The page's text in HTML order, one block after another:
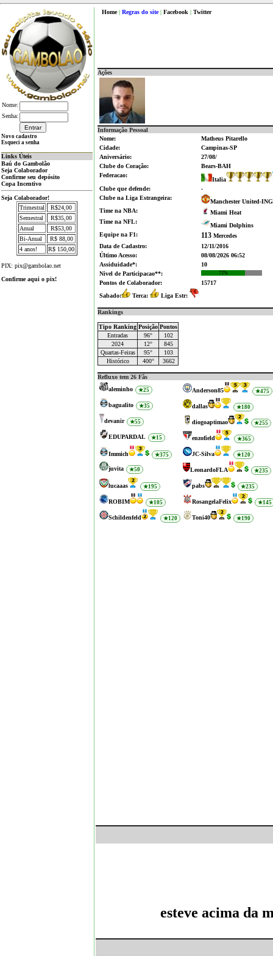
Nome:
Senha:
Novo cadastro
Esqueci a senha
Links Úteis
Baú do Gambolão
Seja Colaborador
Confirme seu depósito
Copa Incentivo
Seja Colaborador!
Trimestral
R$24,00
Semestral
R$35,00
Anual
R$53,00
Bi-Anual
R$ 88,00
4 anos!
R$ 150,00
PIX: pix@gambolao.net
Confirme aqui o pix!
Home| Regras do site| Facebook | Twitter
Ações
Informação Pessoal
Nome:
Matheus Pitarello
Cidade:
Campinas-SP
Aniversário:
27/08/
Clube do Coração:
Bears-BAH
Federacao:
Italia
Clube que defende:
-
Clube na Liga Estrangeira:
Manchester United-ING
Time na NBA:
Miami Heat
Time na NFL:
Miami Dolphins
Equipe na F1:
113 Mercedes
Data de Cadastro:
12/11/2016
Último Acesso:
08/08/2026 06:52
Assiduidade*:
10
Nivel de Participacao**:
72%
Pontos de Colaborador:
15717
Sabado:
Terca: Liga Estr:
Rankings
Tipo Ranking Posição Pontos
Entradas
96°
102
2024
12°
845
Quartas-Feiras
95°
103
Histórico
400° 3662
Refluxo tem 26 Fãs
aleminho
★25 Anderson85 ★475
bagualito ★35 dallas ★180
devanir ★55 diogoaptimao ★255
EDUPARDAL ★15 enzofield ★365
Immich ★375 JC-Silva ★120
juvita ★50 LeonardoFLA ★235
lucaaas ★195 pabs ★235
ROBIM ★105 RosangelaFelix ★145
Schildenfeld ★120 Toni40 ★190
esteve acima da